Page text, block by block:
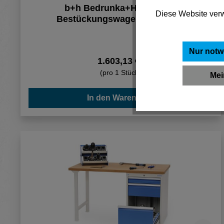
b+h Bedrunka+Hirth CNC-
Bestückungswagen 02.58.44A
1.603,13 €*
(pro 1 Stück)
In den Warenkorb
Diese Website
Nur